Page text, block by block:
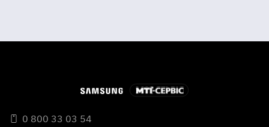
0 800 33 03 54